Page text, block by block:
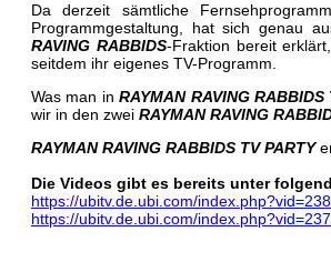
Da derzeit sämtliche
Programmgestaltung, hat sich genau
RAVING RABBIDS-Fraktion bereit
seitdem ihr eigenes TV-Programm.
Was man inRAYMAN RAVING RABBIDS
wir in den zwei RAYMAN RAVING
RAYMAN RAVING RABBIDS TV PARTY
Die Videos gibt es bereits unter
https://ubitv.de.ubi.com/index.php?vid=238
https://ubitv.de.ubi.com/index.php?vid=237